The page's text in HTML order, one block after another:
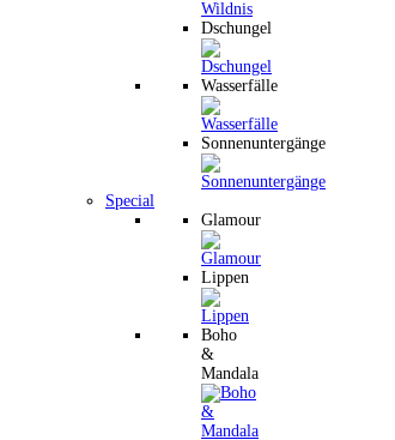
Dschungel
Wasserfälle
Sonnenuntergänge
Special
Glamour
Lippen
Boho
&
Mandala